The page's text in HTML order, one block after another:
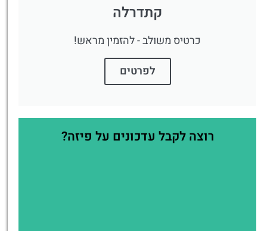
קתדרלה
כרטיס משולב - להזמין מראש!
לפרטים
רוצה לקבל עדכונים על פיזה?